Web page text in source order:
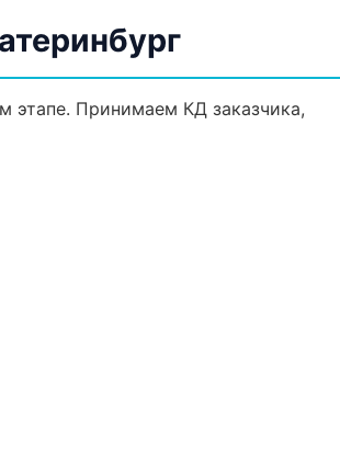
этапе. Принимаем КД заказчика,